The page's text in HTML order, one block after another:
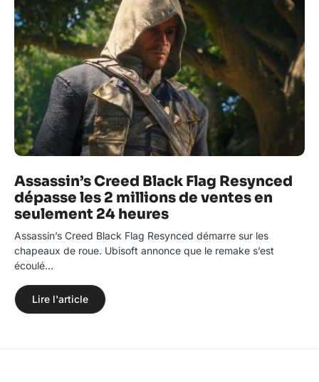
Assassin’s Creed Black Flag Resynced
dépasse les 2 millions de ventes en
seulement 24 heures
Assassin’s Creed Black Flag Resynced démarre sur les
chapeaux de roue. Ubisoft annonce que le remake s’est
écoulé…
Lire l'article